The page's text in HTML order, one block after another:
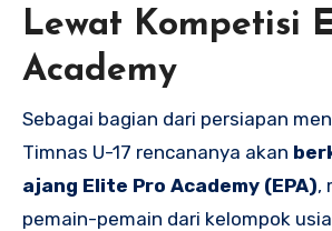
Lewat Kompetisi
Academy
Sebagai bagian dari persiapan
Timnas U-17 rencananya akan
ajang Elite Pro Academy (EPA),
pemain-pemain dari kelompok